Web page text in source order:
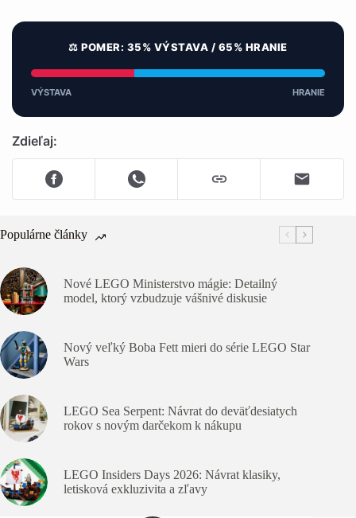
⚖️ POMER: 35% VÝSTAVA / 65% HRANIE
VÝSTAVA HRANIE
Zdieľaj:
Populárne články
Nové LEGO Ministerstvo mágie: Detailný
model, ktorý vzbudzuje vášnivé diskusie
Nový veľký Boba Fett mieri do série LEGO Star
Wars
LEGO Sea Serpent: Návrat do deväťdesiatych
rokov s novým darčekom k nákupu
LEGO Insiders Days 2026: Návrat klasiky,
letisková exkluzivita a zľavy